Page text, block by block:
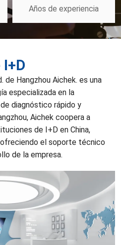
Años de experiencia
de Hangzhou Aichek. es una
especializada en la
diagnóstico rápido y
Aichek coopera a
de I+D en China,
ofreciendo el soporte técnico
de la empresa.